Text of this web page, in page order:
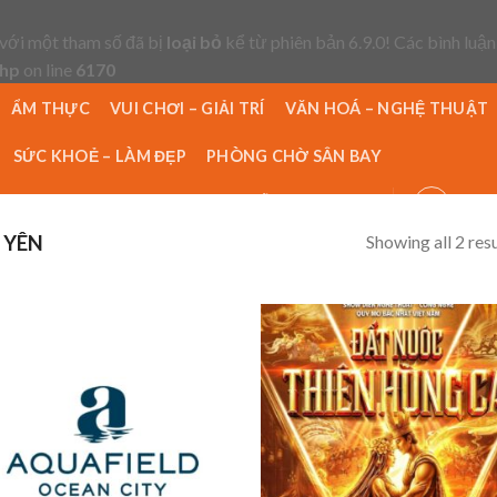
một tham số đã bị loại bỏ kể từ phiên bản 6.9.0! Các bình
on line 6170
ẨM THỰC VUI CHƠI – GIẢI TRÍ VĂN HOÁ – NGHỆ THUẬT
SỨC KHOẺ – LÀM ĐẸP PHÒNG CHỜ SÂN BAY
Showing all 2